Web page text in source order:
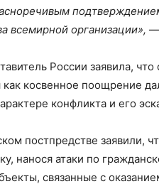
всемирной организации», —
России заявила,
как косвенное поощрение
конфликта и его
постпредстве заявили,
нанося атаки по
связанные с